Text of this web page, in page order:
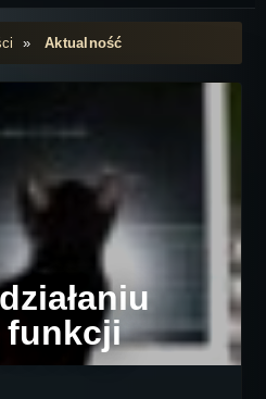
»Aktualność
funkcji